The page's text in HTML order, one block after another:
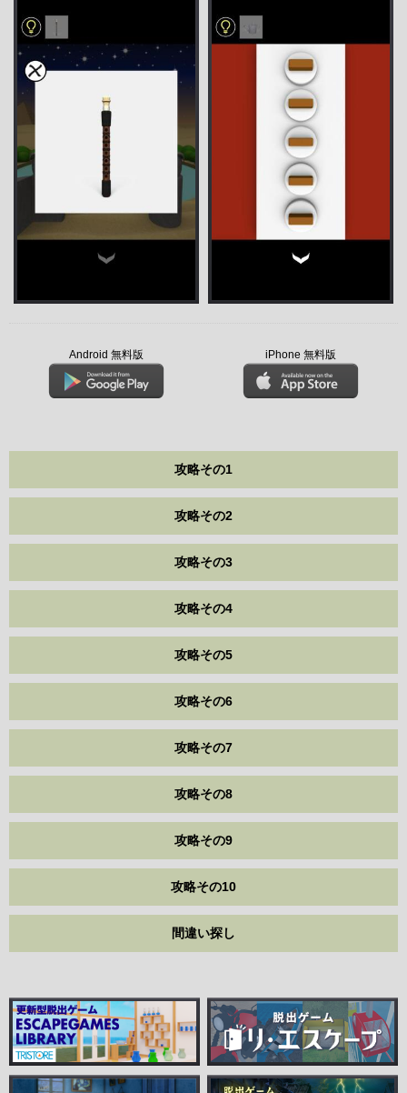
Android 無料版 iPhone 無料版
攻略その1
攻略その2
攻略その3
攻略その4
攻略その5
攻略その6
攻略その7
攻略その8
攻略その9
攻略その10
間違い探し